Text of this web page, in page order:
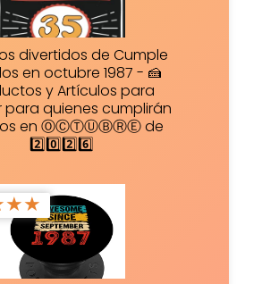
divertidos de Cumple
en octubre 1987 - 🍰
y Artículos para
para quienes cumplirán
en ⓄⒸⓉⓊⒷⓇⒺ de
2️⃣0️⃣2️⃣6️⃣
★★